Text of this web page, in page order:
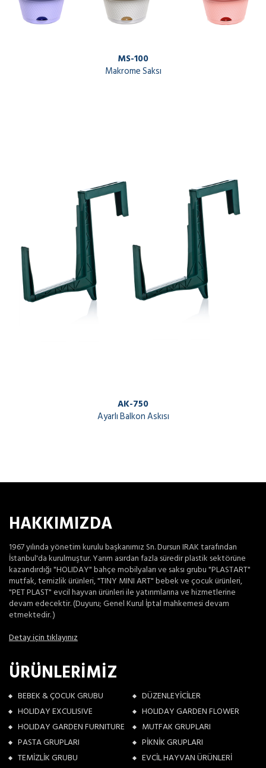
MS-100
Makrome Saksı
AK-750
Ayarlı Balkon Askısı
HAKKIMIZDA
1967 yılında yönetim kurulu başkanımız Sn. Dursun IRAK tarafından
İstanbul'da kurulmuştur. Yarım asırdan fazla süredir plastik sektörüne
kazandırdığı "HOLIDAY" bahçe mobilyaları ve saksı grubu "PLASTART"
mutfak, temizlik ürünleri, "TINY MINI ART" bebek ve çocuk ürünleri,
"PET PLAST" evcil hayvan ürünleri ile yatırımlarına ve hizmetlerine
devam edecektir. (Duyuru; Genel Kurul İptal mahkemesi devam
etmektedir. )
Detay için tıklayınız
ÜRÜNLERİMİZ
BEBEK & ÇOCUK GRUBU
DÜZENLEYİCİLER
HOLIDAY EXCULISIVE
HOLIDAY GARDEN FLOWER
HOLIDAY GARDEN FURNITURE
MUTFAK GRUPLARI
PASTA GRUPLARI
PİKNİK GRUPLARI
TEMİZLİK GRUBU
EVCİL HAYVAN ÜRÜNLERİ